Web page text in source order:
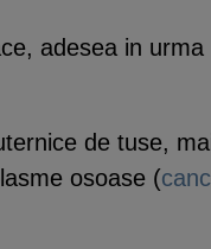
adesea in
de tuse,
osoase (